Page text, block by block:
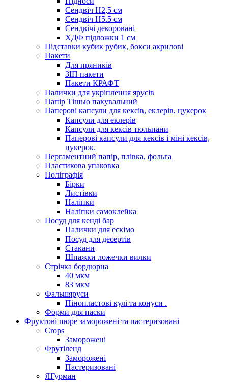
Сендвіч H2,5 см
Сендвіч H5.5 см
Сендвічі декоровані
ХДФ підложки 1 см
Підставки кубик рубик, бокси акрилові
Пакети
Для пряників
ЗІП пакети
Пакети КРАФТ
Палички для укріплення ярусів
Папір Тішью пакувальний
Паперові капсули для кексів, еклерів, цукерок
Капсули для еклерів
Капсули для кексів тюльпани
Паперові капсули для кексів і міні кексів,
цукерок.
Пергаментний папір, плівка, фольга
Пластикова упаковка
Поліграфія
Бірки
Листівки
Наліпки
Наліпки самоклейка
Посуд для кенді бар
Палички для ескімо
Посуд для десертів
Стакани
Шпажки ложечки вилки
Стрічка бордюрна
40 мкм
83 мкм
Фальшяруси
Пінопластові кулі та конуси .
Форми для паски
Фруктові пюре заморожені та пастеризовані
Crops
Заморожені
Фрутіленд
Заморожені
Пастеризовані
ЯГурман